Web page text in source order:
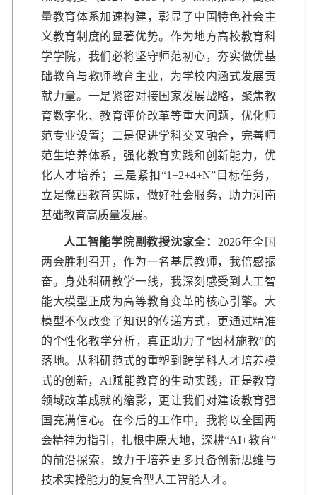
量教育体系加速构建，彰显了中国特色社会主
义教育制度的显著优势。作为地方高校教育科
学学院，我们必将坚守师范初心，夯实做优基
础教育与教师教育主业，为学校内涵式发展贡
献力量。一是紧密对接国家发展战略，聚焦教
育数字化、教育评价改革等重大问题，优化师
范专业设置；二是促进学科交叉融合，完善师
范生培养体系，强化教育实践和创新能力，优
化人才培养；三是紧扣“1+2+4+N”目标任务，
立足豫西教育实际，做好社会服务，助力河南
基础教育高质量发展。
人工智能学院副教授沈家全： 2026年全国
两会胜利召开，作为一名基层教师，我倍感振
奋。身处科研教学一线，我深刻感受到人工智
能大模型正成为高等教育变革的核心引擎。大
模型不仅改变了知识的传递方式，更通过精准
的个性化教学分析，真正助力了“因材施教”的
落地。从科研范式的重塑到跨学科人才培养模
式的创新，AI赋能教育的生动实践，正是教育
领域改革成就的缩影，更让我们对建设教育强
国充满信心。在今后的工作中，我将以全国两
会精神为指引，扎根中原大地，深耕“AI+教育”
的前沿探索，致力于培养更多具备创新思维与
技术实操能力的复合型人工智能人才。